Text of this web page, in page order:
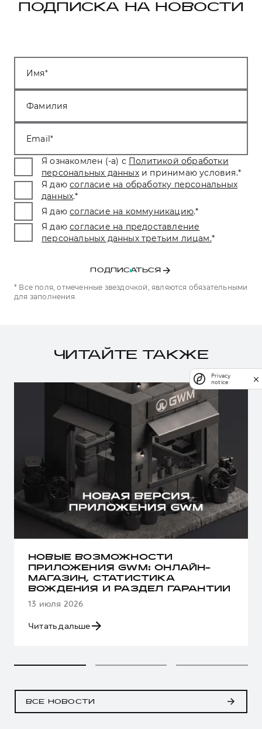
ПОДПИСКА НА НОВОСТИ
Имя
Фамилия
Email
Я ознакомлен (-а) с Политикой обработки
персональных данных и принимаю условия.*
Я даю согласие на обработку персональных
данных.*
Я даю согласие на коммуникацию.*
Я даю согласие на предоставление
персональных данных третьим лицам.*
ПОДПИСАТЬСЯ
* Все поля, отмеченные звездочкой, являются обязательными
для заполнения.
ЧИТАЙТЕ ТАКЖЕ
НОВЫЕ ВОЗМОЖНОСТИ
ПРИЛОЖЕНИЯ GWM: ОНЛАЙН-
МАГАЗИН, СТАТИСТИКА
ВОЖДЕНИЯ И РАЗДЕЛ ГАРАНТИИ
13 июля 2026
Читать дальше
ВСЕ НОВОСТИ
Privacy
notice